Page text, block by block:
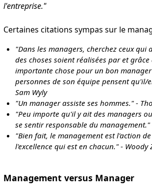
l'entreprise."
Certaines citations sympas sur le
"Dans les managers, cherchez ceux qui
des choses soient réalisées par et
importante chose pour un bon
personnes de son équipe pensent qu'il/
Sam Wyly
"Un manager assiste ses hommes." -
"Peu importe qu'il y ait des managers
se sentir responsable du management."
"Bien fait, le management est l'action
l'excellence qui est en chacun." - Woody
Management versus Manager